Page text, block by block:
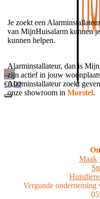
0
€0,00
Je zoekt een
van MijnHuisalarm kunnen
kunnen helpen.
Alarminstallateur, dan is
zijn actief in jouw
Alarminstallateur zoekt
onze showroom in Morstel.
Maak
Vergunde onderneming